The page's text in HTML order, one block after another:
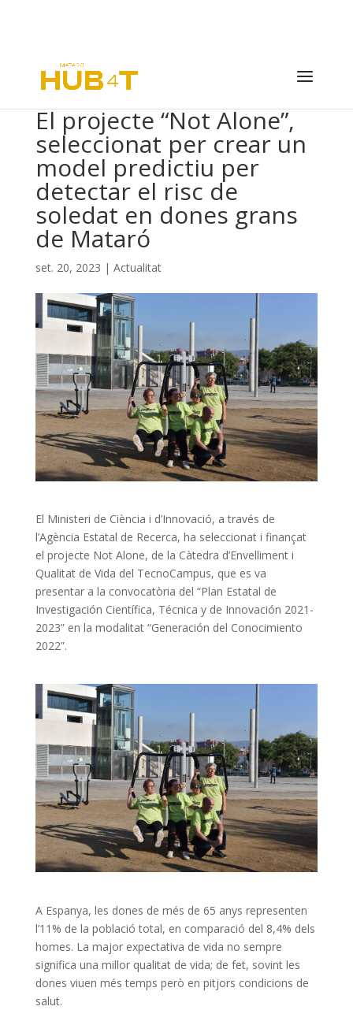
El projecte “Not Alone”,
seleccionat per crear un
model predictiu per
detectar el risc de
soledat en dones grans
de Mataró
set. 20, 2023 | Actualitat
El Ministeri de Ciència i d’Innovació, a través de
l’Agència Estatal de Recerca, ha seleccionat i finançat
el projecte Not Alone, de la Càtedra d’Envelliment i
Qualitat de Vida del TecnoCampus, que es va
presentar a la convocatòria del “Plan Estatal de
Investigación Científica, Técnica y de Innovación 2021-
2023” en la modalitat “Generación del Conocimiento
2022”.
A Espanya, les dones de més de 65 anys representen
l’11% de la població total, en comparació del 8,4% dels
homes. La major expectativa de vida no sempre
significa una millor qualitat de vida; de fet, sovint les
dones viuen més temps però en pitjors condicions de
salut.